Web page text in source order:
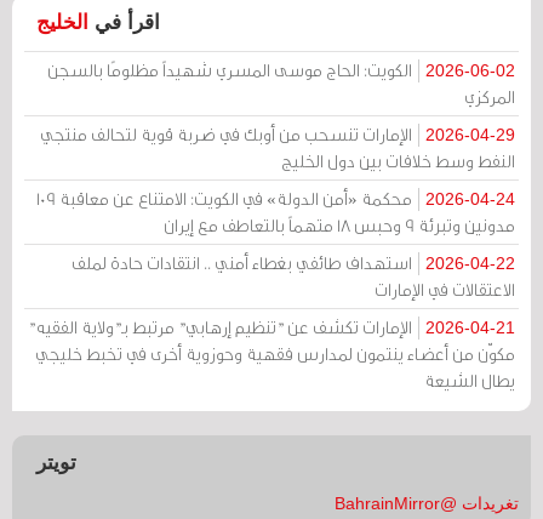
اقرأ في الخليج
2026-06-02
الكويت: الحاج موسى المسري شهيداً مظلومًا بالسجن
المركزي
2026-04-29
الإمارات تنسحب من أوبك في ضربة قوية لتحالف منتجي
النفط وسط خلافات بين دول الخليج
2026-04-24
محكمة «أمن الدولة» في الكويت: الامتناع عن معاقبة 109
مدونين وتبرئة 9 وحبس 18 متهماً بالتعاطف مع إيران
2026-04-22
استهداف طائفي بغطاء أمني .. انتقادات حادة لملف
الاعتقالات في الإمارات
2026-04-21
الإمارات تكشف عن "تنظيم إرهابي" مرتبط بـ"ولاية الفقيه"
مكوّن من أعضاء ينتمون لمدارس فقهية وحوزوية أخرى في تخبط خليجي
يطال الشيعة
تويتر
تغريدات @BahrainMirror